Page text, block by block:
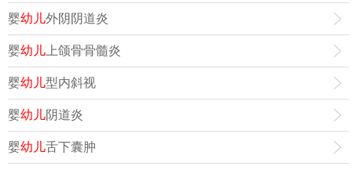
婴幼儿外阴阴道炎
婴幼儿 上颌骨骨髓炎
婴幼儿型内斜视
婴幼儿阴道炎
婴幼儿舌下囊肿